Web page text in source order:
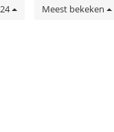
24 Meest bekeken